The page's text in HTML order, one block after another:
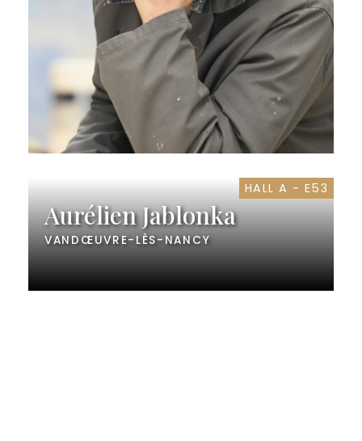
HALL A - E53
Aurélien Jablonka
VANDŒUVRE-LÈS-NANCY